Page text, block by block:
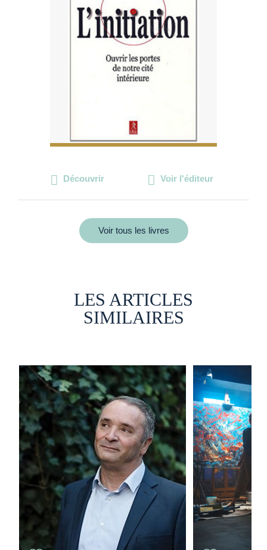
Découvrir Voir l'éditeur
Voir tous les livres
LES ARTICLES
SIMILAIRES